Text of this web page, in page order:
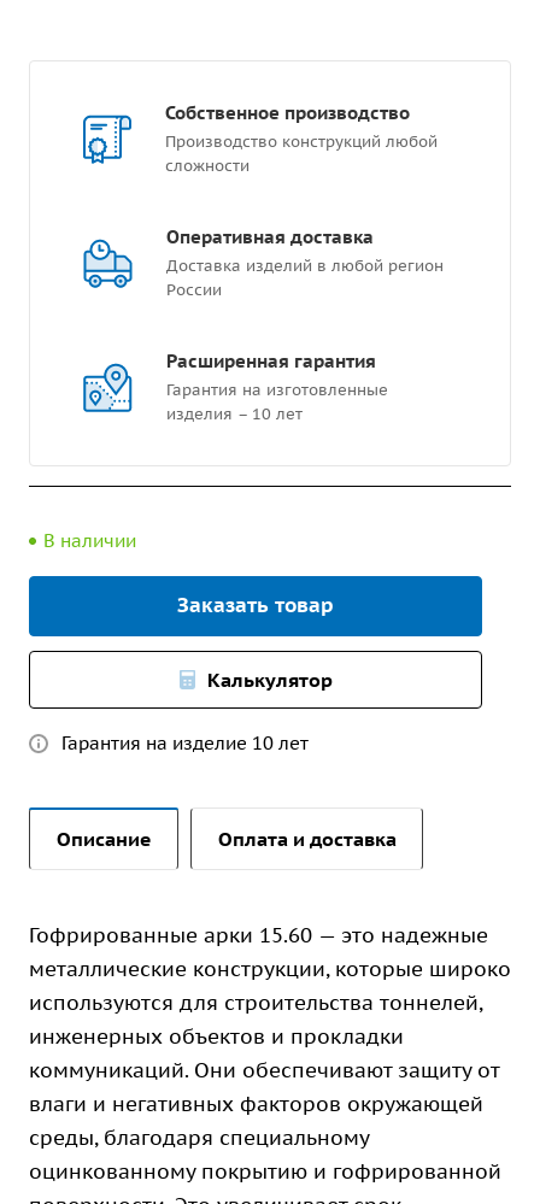
Собственное производство
Производство конструкций любой
сложности
Оперативная доставка
Доставка изделий в любой регион
России
Расширенная гарантия
Гарантия на изготовленные
изделия – 10 лет
В наличии
Заказать товар
Калькулятор
Гарантия на изделие 10 лет
Описание Оплата и доставка
Гофрированные арки 15.60 — это надежные
металлические конструкции, которые широко
используются для строительства тоннелей,
инженерных объектов и прокладки
коммуникаций. Они обеспечивают защиту от
влаги и негативных факторов окружающей
среды, благодаря специальному
оцинкованному покрытию и гофрированной